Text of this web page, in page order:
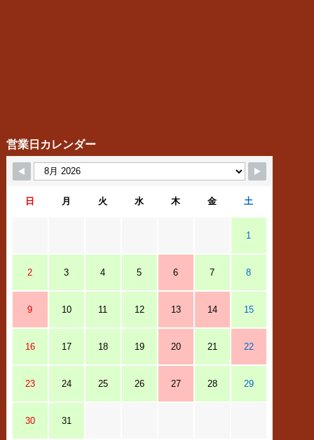
営業日カレンダー
日 月 火 水 木 金 土
1
2 3 4 5 6 7 8
9 10 11 12 13 14 15
16 17 18 19 20 21 22
23 24 25 26 27 28 29
30 31